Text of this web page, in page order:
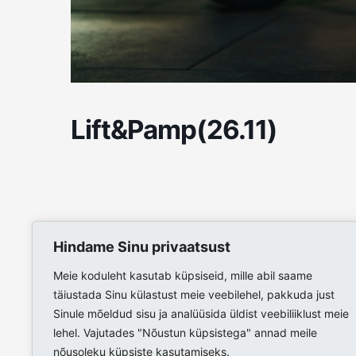
Hindame Sinu privaatsust
Meie koduleht kasutab küpsiseid, mille abil saame
täiustada Sinu külastust meie veebilehel, pakkuda just
Sinule mõeldud sisu ja analüüsida üldist veebiliiklust meie
lehel. Vajutades "Nõustun küpsistega" annad meile
nõusoleku küpsiste kasutamiseks.
Lift&Pamp(26.11)